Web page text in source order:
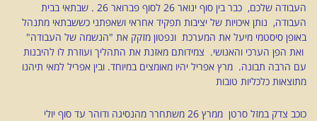
העבודה שלכם, כבר בין סוף ינואר 26 לסוף פברואר 26 . שבתאי בבית
העבודה, נותן איכויות של יציבות תפקיד אחראי ושאפתני כששבתאי מתנהל
באופן סיסטמי מיעל את המערכת ונפטון מזקק את "הנשמה של העבודה"
ואת הפן הערכי והאנושי. צמידותם מאזנת את התהליך ועוזרת לו להיבנות
עם הרבה תבונה. מרץ אפריל יהיו מאומצים במיוחד. ובין אפריל למאי תיהנו
מתוצאות כלכליות טובות
כוכב צדק במזל סרטן ממרץ 26 משתחרר מהנסיגה ודוהר עד סוף יולי